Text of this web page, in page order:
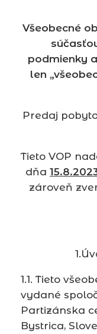
Všeobecné
podmienky
len
Predaj
Tieto VOP
dňa
zároveň
1.1. Tieto
vydané
Partizánska
Bystrica,